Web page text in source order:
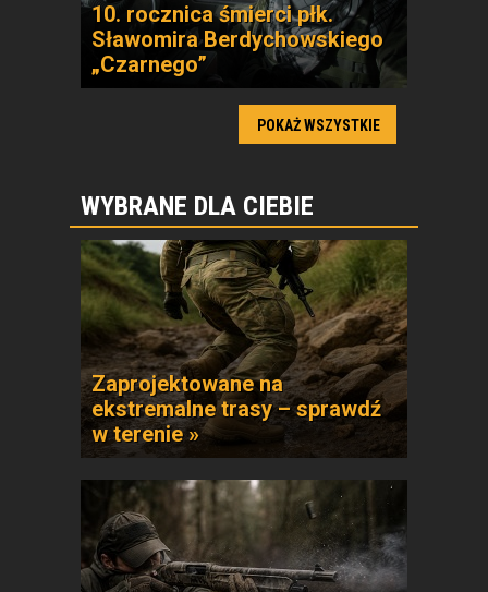
10. rocznica śmierci płk.
Sławomira Berdychowskiego
„Czarnego”
POKAŻ WSZYSTKIE
WYBRANE DLA CIEBIE
Zaprojektowane na
ekstremalne trasy – sprawdź
w terenie »